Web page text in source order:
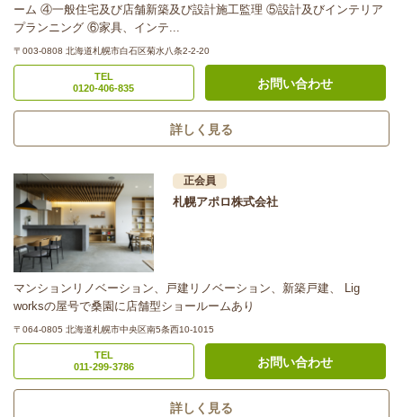
ーム ④一般住宅及び店舗新築及び設計施工監理 ⑤設計及びインテリア
プランニング ⑥家具、インテ...
〒003-0808 北海道札幌市白石区菊水八条2-2-20
TEL
0120-406-835
お問い合わせ
詳しく見る
正会員
札幌アポロ株式会社
マンションリノベーション、戸建リノベーション、新築戸建、 Lig
worksの屋号で桑園に店舗型ショールームあり
〒064-0805 北海道札幌市中央区南5条西10-1015
TEL
011-299-3786
お問い合わせ
詳しく見る